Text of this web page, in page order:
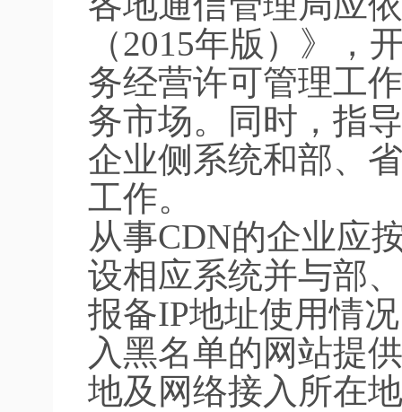
（2015年版）》，
务经营许可管理工
务市场。同时，指
企业侧系统和部、
工作。
从事CDN的企业应
设相应系统并与部
报备IP地址使用情
入黑名单的网站提
地及网络接入所在